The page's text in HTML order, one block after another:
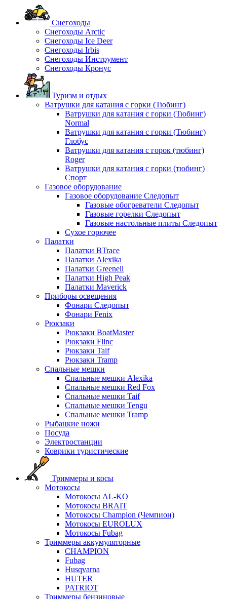
Снегоходы
Снегоходы Arctic
Снегоходы Ice Deer
Снегоходы Irbis
Снегоходы Инструмент
Снегоходы Кронус
Туризм и отдых
Ватрушки для катания с горки (Тюбинг)
Ватрушки для катания с горки (Тюбинг)
Normal
Ватрушки для катания с горки (Тюбинг)
Глобус
Ватрушки для катания с горок (тюбинг)
Roger
Ватрушки для катания с горки (тюбинг)
Спорт
Газовое оборудование
Газовое оборудование Следопыт
Газовые обогреватели Следопыт
Газовые горелки Следопыт
Газовые настольные плиты Следопыт
Сухое горючее
Палатки
Палатки BTrace
Палатки Alexika
Палатки Greenell
Палатки High Peak
Палатки Maverick
Приборы освещения
Фонари Следопыт
Фонари Fenix
Рюкзаки
Рюкзаки BoatMaster
Рюкзаки Flinc
Рюкзаки Taif
Рюкзаки Tramp
Спальные мешки
Спальные мешки Alexika
Спальные мешки Red Fox
Спальные мешки Taif
Спальные мешки Tengu
Спальные мешки Tramp
Рыбацкие ножи
Посуда
Электростанции
Коврики туристические
Триммеры и косы
Мотокосы
Мотокосы AL-KO
Мотокосы BRAIT
Мотокосы Champion (Чемпион)
Мотокосы EUROLUX
Мотокосы Fubag
Триммеры аккумуляторные
CHAMPION
Fubag
Husqvarna
HUTER
PATRIOT
Триммеры бензиновые